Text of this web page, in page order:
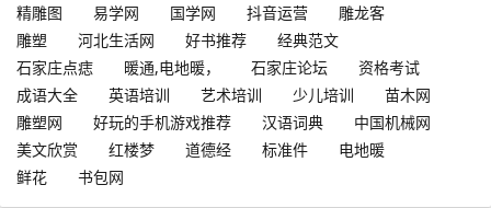
精雕图
易学网 国学网 抖音运营
雕龙客
雕塑
河北生活网 好书推荐
经典范文
石家庄点痣
暖通,电地暖， 石家庄论坛
资格考试
成语大全
英语培训 艺术培训 少儿培训
苗木网
雕塑网
好玩的手机游戏推荐 汉语词典
中国机械网
美文欣赏
红楼梦 道德经 标准件
电地暖
鲜花
书包网